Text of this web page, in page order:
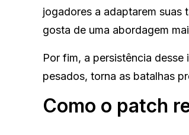
jogadores a adaptarem suas
gosta de uma abordagem
Por fim, a persistência
pesados, torna as batalhas
Como o patch